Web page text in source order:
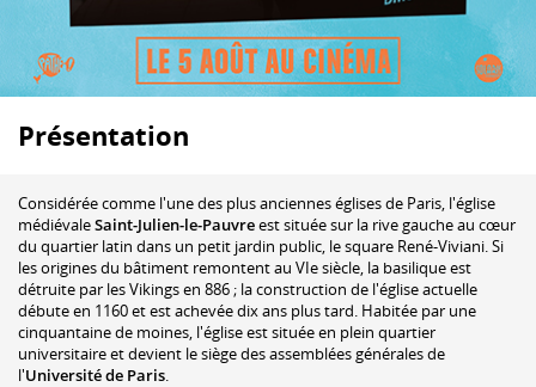
Présentation
Considérée comme l'une des plus anciennes églises de Paris, l'église
médiévaleSaint-Julien-le-Pauvreest située sur la rive gauche au cœur
du quartier latin dans un petit jardin public, le square René-Viviani. Si
les origines du bâtiment remontent au VIe siècle, la basilique est
détruite par les Vikings en 886 ; la construction de l'église actuelle
débute en 1160 et est achevée dix ans plus tard. Habitée par une
cinquantaine de moines, l'église est située en plein quartier
universitaire et devient le siège des assemblées générales de
l'Université de Paris